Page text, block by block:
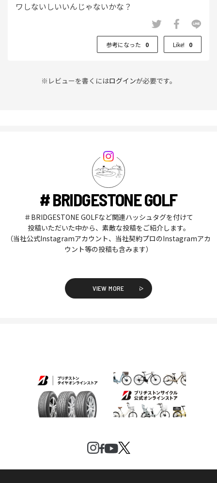
ワしないしいいんじゃないかな？
参考になった 0 Like! 0
※レビューを書くにはログインが必要です。
# BRIDGESTONE GOLF
＃BRIDGESTONE GOLFなど関連ハッシュタグを付けて
投稿いただいた中から、素敵な投稿をご紹介します。
（当社公式Instagramアカウント、当社契約プロのInstagramアカ
ウント等の投稿も含みます）
VIEW MORE